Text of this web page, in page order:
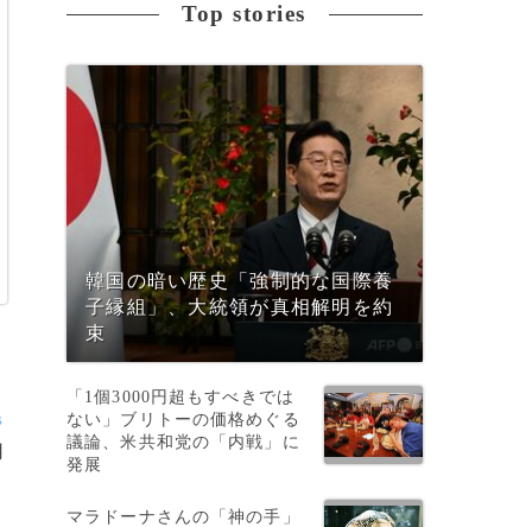
Top stories
韓国の暗い歴史「強制的な国際養
子縁組」、大統領が真相解明を約
束
「1個3000円超もすべきでは
ない」ブリトーの価格めぐる
議論、米共和党の「内戦」に
発展
マラドーナさんの「神の手」